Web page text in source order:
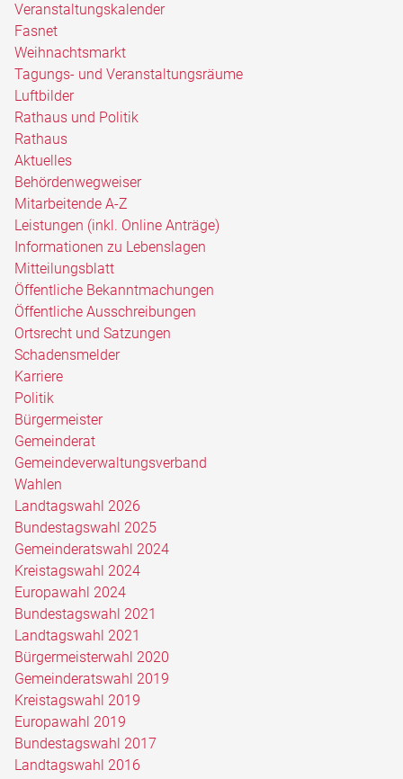
Veranstaltungskalender
Fasnet
Weihnachtsmarkt
Tagungs- und Veranstaltungsräume
Luftbilder
Rathaus und Politik
Rathaus
Aktuelles
Behördenwegweiser
Mitarbeitende A-Z
Leistungen (inkl. Online Anträge)
Informationen zu Lebenslagen
Mitteilungsblatt
Öffentliche Bekanntmachungen
Öffentliche Ausschreibungen
Ortsrecht und Satzungen
Schadensmelder
Karriere
Politik
Bürgermeister
Gemeinderat
Gemeindeverwaltungsverband
Wahlen
Landtagswahl 2026
Bundestagswahl 2025
Gemeinderatswahl 2024
Kreistagswahl 2024
Europawahl 2024
Bundestagswahl 2021
Landtagswahl 2021
Bürgermeisterwahl 2020
Gemeinderatswahl 2019
Kreistagswahl 2019
Europawahl 2019
Bundestagswahl 2017
Landtagswahl 2016